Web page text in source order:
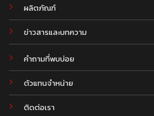
ผลิตภัณฑ์
ข่าวสารและบทความ
.
คำถามที่พบบ่อย
ตัวแทนจำหน่าย
ติดต่อเรา